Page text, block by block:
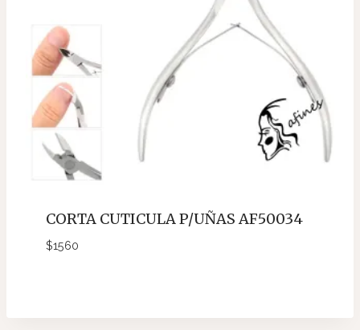
CORTA CUTICULA P/UÑAS AF50034
$1560